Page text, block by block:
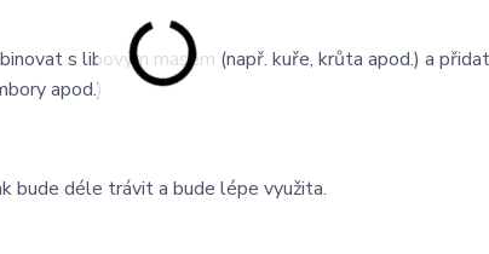
s libovým masem (např. kuře, krůta apod.) a přidat
apod.)
bude déle trávit a bude lépe využita.